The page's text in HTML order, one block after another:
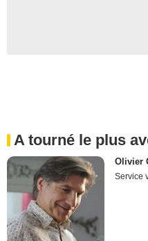
A tourné le plus
Olivier
Service